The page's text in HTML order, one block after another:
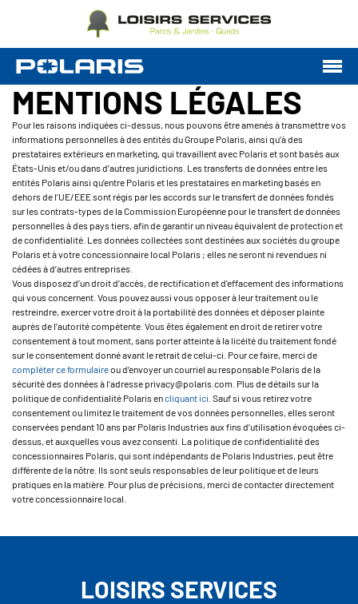
MENTIONS LÉGALES
Pour les raisons indiquées ci-dessus, nous pouvons être amenés à transmettre vos
informations personnelles à des entités du Groupe Polaris, ainsi qu’à des
prestataires extérieurs en marketing, qui travaillent avec Polaris et sont basés aux
États-Unis et/ou dans d’autres juridictions. Les transferts de données entre les
entités Polaris ainsi qu’entre Polaris et les prestataires en marketing basés en
dehors de l’UE/EEE sont régis par les accords sur le transfert de données fondés
sur les contrats-types de la Commission Européenne pour le transfert de données
personnelles à des pays tiers, afin de garantir un niveau équivalent de protection et
de confidentialité. Les données collectées sont destinées aux sociétés du groupe
Polaris et à votre concessionnaire local Polaris ; elles ne seront ni revendues ni
cédées à d’autres entreprises.
Vous disposez d’un droit d’accès, de rectification et d'effacement des informations
qui vous concernent. Vous pouvez aussi vous opposer à leur traitement ou le
restreindre, exercer votre droit à la portabilité des données et déposer plainte
auprès de l’autorité compétente. Vous êtes également en droit de retirer votre
consentement à tout moment, sans porter atteinte à la licéité du traitement fondé
sur le consentement donné avant le retrait de celui-ci. Pour ce faire, merci de
compléter ce formulaireou d’envoyer un courriel au responsable Polaris de la
sécurité des données à l’adresse privacy@polaris.com. Plus de détails sur la
politique de confidentialité Polaris encliquant ici . Sauf si vous retirez votre
consentement ou limitez le traitement de vos données personnelles, elles seront
conservées pendant 10 ans par Polaris Industries aux fins d’utilisation évoquées ci-
dessus, et auxquelles vous avez consenti. La politique de confidentialité des
concessionnaires Polaris, qui sont indépendants de Polaris Industries, peut être
différente de la nôtre. Ils sont seuls responsables de leur politique et de leurs
pratiques en la matière. Pour plus de précisions, merci de contacter directement
votre concessionnaire local.
LOISIRS SERVICES